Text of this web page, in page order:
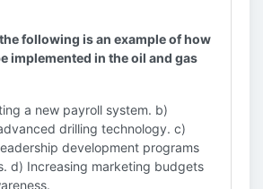
following is an example of how
implemented in the oil and gas
a new payroll system. b)
drilling technology. c)
development programs
d) Increasing marketing budgets